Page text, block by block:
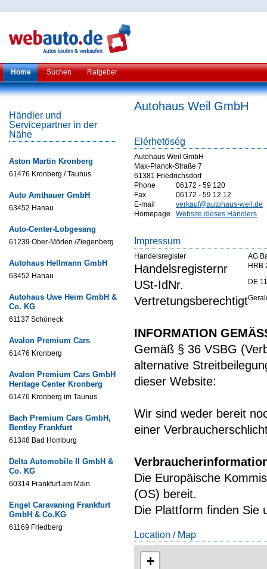
Home Suchen Ratgeber
Händler und
Servicepartner in der
Nähe
Aston Martin Kronberg
61476 Kronberg / Taunus
Auto Amthauer GmbH
63452 Hanau
Auto-Center-Lobgesang
61239 Ober-Mörlen /Ziegenberg
Autohaus Hellmann GmbH
63452 Hanau
Autohaus Uwe Heim GmbH &
Co. KG
61137 Schöneck
Avalon Premium Cars
61476 Kronberg
Avalon Premium Cars GmbH
Heritage Center Kronberg
61476 Kronberg im Taunus
Bach Premium Cars GmbH,
Bentley Frankfurt
61348 Bad Homburg
Delta Automobile II GmbH &
Co. KG
60314 Frankfurt am Main
Engel Caravaning Frankfurt
GmbH & Co.KG
61169 Friedberg
Autohaus Weil GmbH
Elérhetöség
Autohaus Weil GmbH
Max-Planck-Straße 7
61381 Friedrichsdorf
Phone
06172 - 59 120
Fax
06172 - 59 12 12
E-mail
verkauf@autohaus-weil.de
Homepage
Website dieses Händlers
Impressum
Handelsregister AG
Handelsregisternr HRB
USt-IdNr. DE
Vertretungsberechtigt
INFORMATION
Gemäß § 36 VSBG
alternative
dieser Website:
Wir sind weder bereit
einer
Die Europäische
(OS) bereit.
Die Plattform finden Sie
Location / Map
+